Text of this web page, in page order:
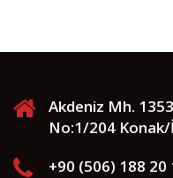
Akdeniz Mh.
No:1/204
+90 (506) 188 20